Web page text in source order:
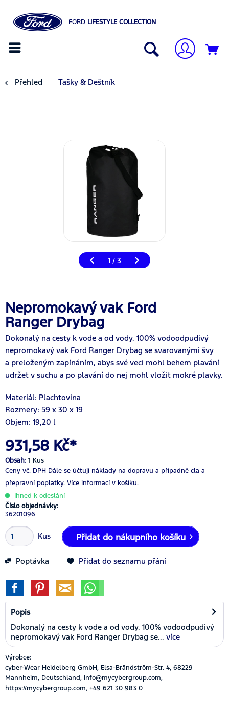
FORD LIFESTYLE COLLECTION
Přehled Tašky & Deštník
1 / 3
Nepromokavý vak Ford
Ranger Drybag
Dokonalý na cesty k vode a od vody. 100% vodoodpudivý
nepromokavý vak Ford Ranger Drybag se svarovanými švy
a preloženým zapínáním, abys své veci mohl behem plavání
udržet v suchu a po plavání do nej mohl vložit mokré plavky.
Materiál: Plachtovina
Rozmery: 59 x 30 x 19
Objem: 19,20 l
931,58 Kč*
Obsah: 1 Kus
Ceny vč. DPH Dále se účtují náklady na dopravu a případně cla a
přepravní poplatky. Více informací v košíku.
Ihned k odeslání
Číslo objednávky:
36201096
Kus Přidat do nákupního košíku
Poptávka Přidat do seznamu přání
Popis
Dokonalý na cesty k vode a od vody. 100% vodoodpudivý
nepromokavý vak Ford Ranger Drybag se... více
Výrobce:
cyber-Wear Heidelberg GmbH, Elsa-Brändström-Str. 4, 68229
Mannheim, Deutschland, Info@mycybergroup.com,
https://mycybergroup.com, +49 621 30 983 0